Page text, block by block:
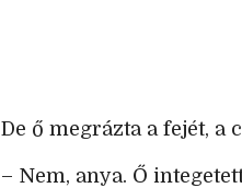
De ő megrázta a fejét, a
– Nem, anya. Ő